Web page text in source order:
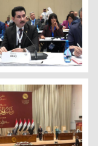
كبند طارئ.. إدراج